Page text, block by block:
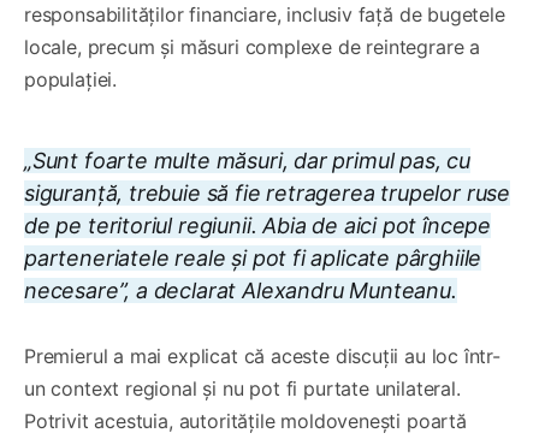
responsabilităților financiare, inclusiv față de bugetele
locale, precum și măsuri complexe de reintegrare a
populației.
„Sunt foarte multe măsuri, dar primul pas, cu
siguranță, trebuie să fie retragerea trupelor ruse
de pe teritoriul regiunii. Abia de aici pot începe
parteneriatele reale și pot fi aplicate pârghiile
necesare”, a declarat Alexandru Munteanu.
Premierul a mai explicat că aceste discuții au loc într-
un context regional și nu pot fi purtate unilateral.
Potrivit acestuia, autoritățile moldovenești poartă